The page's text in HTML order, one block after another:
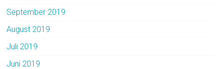
September 2019
August 2019
Juli 2019
Juni 2019